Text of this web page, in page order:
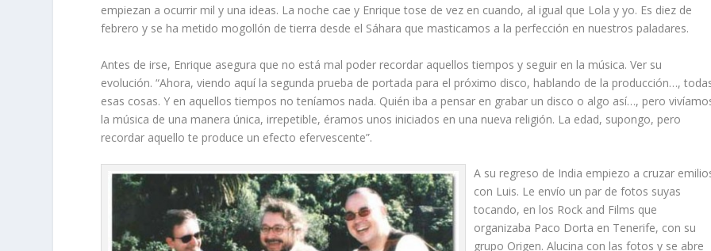
empiezan a ocurrir mil y una ideas. La noche cae y Enrique tose de vez en cuando, al igual que Lola y yo. Es diez de
febrero y se ha metido mogollón de tierra desde el Sáhara que masticamos a la perfección en nuestros paladares.
Antes de irse, Enrique asegura que no está mal poder recordar aquellos tiempos y seguir en la música. Ver su
evolución. “Ahora, viendo aquí la segunda prueba de portada para el próximo disco, hablando de la producción…,
esas cosas. Y en aquellos tiempos no teníamos nada. Quién iba a pensar en grabar un disco o algo así…, pero
la música de una manera única, irrepetible, éramos unos iniciados en una nueva religión. La edad, supongo, pero
recordar aquello te produce un efecto efervescente”.
A su regreso de India empiezo a cruzar
con Luis. Le envío un par de fotos suyas
tocando, en los Rock and Films que
organizaba Paco Dorta en Tenerife, con su
grupo Origen. Alucina con las fotos y se abre